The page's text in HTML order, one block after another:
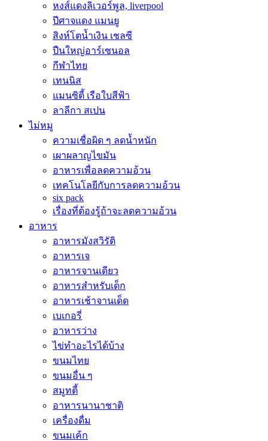
หงส์แดงลิเวอร์พูล, liverpool
ปีศาจแดง แมนยู
สิงห์โตน้ำเงิน เชลซี
ปืนใหญ่อาร์เซนอล
กีฬาไทย
เทนนิส
แมนซิตี้ เรือใบสีฟ้า
ลาลีกา สเปน
ไม่หมู
ความเชื่อผิด ๆ ลดน้ำหนัก
เผาผลาญไขมัน
อาหารเพื่อลดความอ้วน
เทคโนโลยีกับการลดความอ้วน
six pack
เรื่องที่ต้องรู้ถ้าจะลดความอ้วน
อาหาร
อาหารมังสวิรัติ
อาหารเจ
อาหารจานเดียว
อาหารสำหรับเด็ก
อาหารเช้าจานเด็ด
เบเกอรี่
อาหารว่าง
ไข่ทำอะไรได้บ้าง
ขนมไทย
ขนมอื่น ๆ
สมูทตี้
อาหารนานาชาติ
เครื่องดื่ม
ขนมเค้ก